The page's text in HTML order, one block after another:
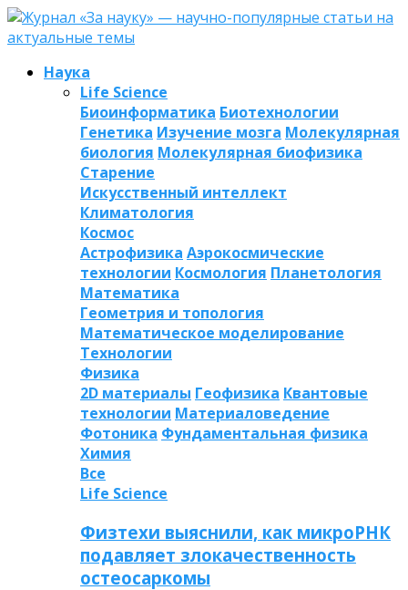
Наука
Life Science
Биоинформатика Биотехнологии
Генетика Изучение мозга Молекулярная
биология Молекулярная биофизика
Старение
Искусственный интеллект
Климатология
Космос
Астрофизика Аэрокосмические
технологии Космология Планетология
Математика
Геометрия и топология
Математическое моделирование
Технологии
Физика
2D материалы Геофизика Квантовые
технологии Материаловедение
Фотоника Фундаментальная физика
Химия
Все
Life Science
Физтехи выяснили, как микроРНК
подавляет злокачественность
остеосаркомы